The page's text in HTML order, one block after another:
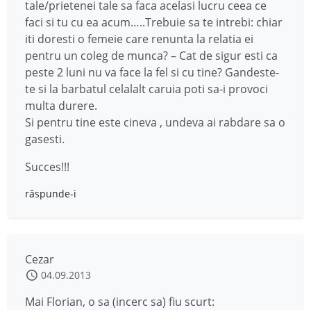
tale/prietenei tale sa faca acelasi lucru ceea ce
faci si tu cu ea acum…..Trebuie sa te intrebi: chiar
iti doresti o femeie care renunta la relatia ei
pentru un coleg de munca? – Cat de sigur esti ca
peste 2 luni nu va face la fel si cu tine? Gandeste-
te si la barbatul celalalt caruia poti sa-i provoci
multa durere.
Si pentru tine este cineva , undeva ai rabdare sa o
gasesti.
Succes!!!
răspunde-i
Cezar
04.09.2013
Mai Florian, o sa (incerc sa) fiu scurt: